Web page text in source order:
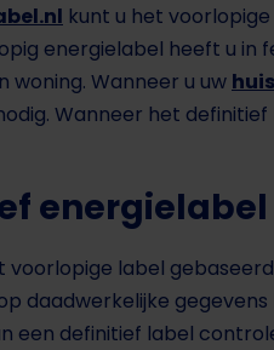
kunt u het
energielabel heeft u in
woning. Wanneer u uw
Wanneer het
energielabel
voorlopige label
daadwerkelijke
een definitief label